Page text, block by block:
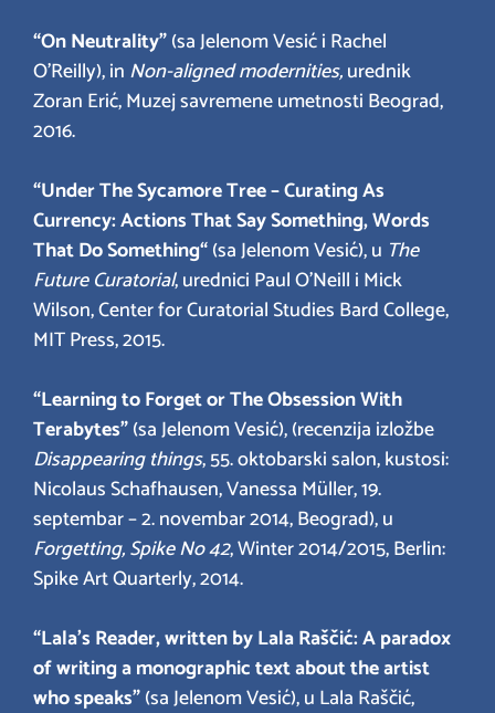
“On Neutrality”(sa Jelenom Vesić i Rachel
O’Reilly), in Non-aligned modernities,urednik
Zoran Erić, Muzej savremene umetnosti Beograd,
2016.
“Under The Sycamore Tree – Curating As
Currency: Actions That Say Something, Words
That Do Something“(sa Jelenom Vesić), u The
Future Curatorial, urednici Paul O’Neill i Mick
Wilson, Center for Curatorial Studies Bard College,
MIT Press, 2015.
“Learning to Forget or The Obsession With
Terabytes”(sa Jelenom Vesić), (recenzija izložbe
Disappearing things, 55. oktobarski salon, kustosi:
Nicolaus Schafhausen, Vanessa Müller, 19.
septembar – 2. novembar 2014, Beograd), u
Forgetting, Spike No 42, Winter 2014/2015, Berlin:
Spike Art Quarterly, 2014.
“Lala’s Reader, written by Lala Raščić: A paradox
of writing a monographic text about the artist
who speaks”(sa Jelenom Vesić), u Lala Raščić,